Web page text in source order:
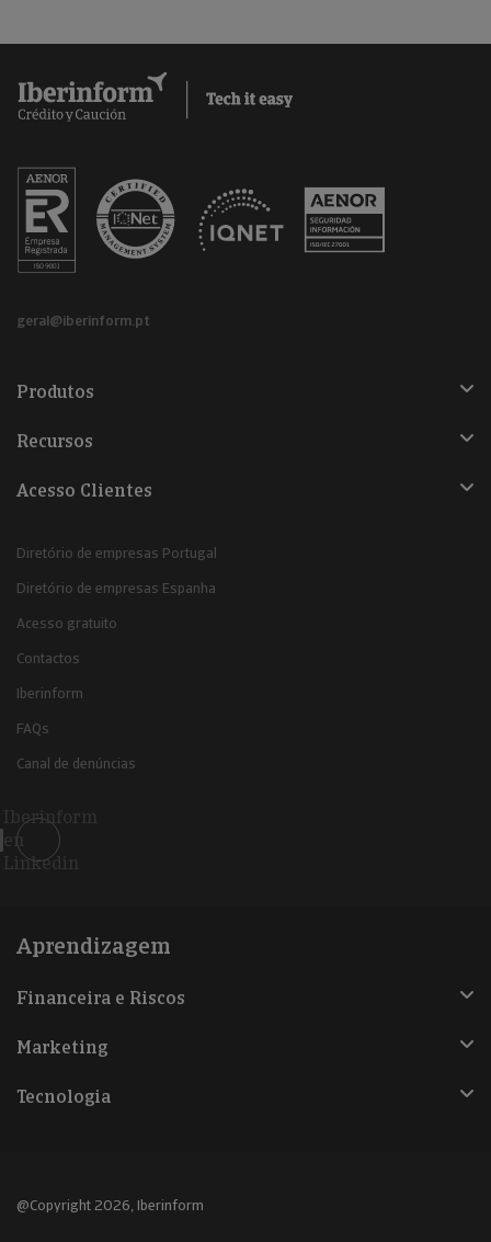
geral@iberinform.pt
Produtos
Recursos
Acesso Clientes
Diretório de empresas Portugal
Diretório de empresas Espanha
Acesso gratuito
Contactos
Iberinform
FAQs
Canal de denúncias
Iberinform
en
Linkedin
Aprendizagem
Financeira e Riscos
Marketing
Tecnologia
@Copyright 2026, Iberinform